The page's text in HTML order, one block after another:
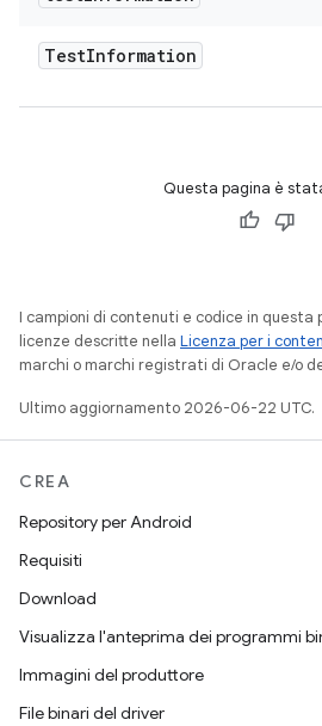
TestInformation
Questa pagina è
I campioni di contenuti e codice in questa
licenze descritte nella Licenza per i
marchi o marchi registrati di Oracle e/o
Ultimo aggiornamento 2026-06-22 UTC.
CREA
Repository per Android
Requisiti
Download
Visualizza l'anteprima dei programmi
Immagini del produttore
File binari del driver